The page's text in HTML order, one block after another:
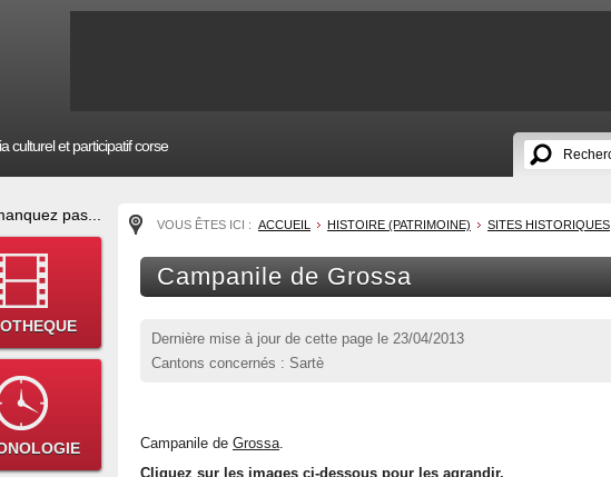
culturel et participatif corse
pas...
VOUS ÊTES ICI : ACCUEIL HISTOIRE (PATRIMOINE) SITES HISTORIQUES
Campanile de Grossa
Dernière mise à jour de cette page le 23/04/2013
Cantons concernés : Sartè
Campanile de Grossa.
Cliquez sur les images ci-dessous pour les agrandir.